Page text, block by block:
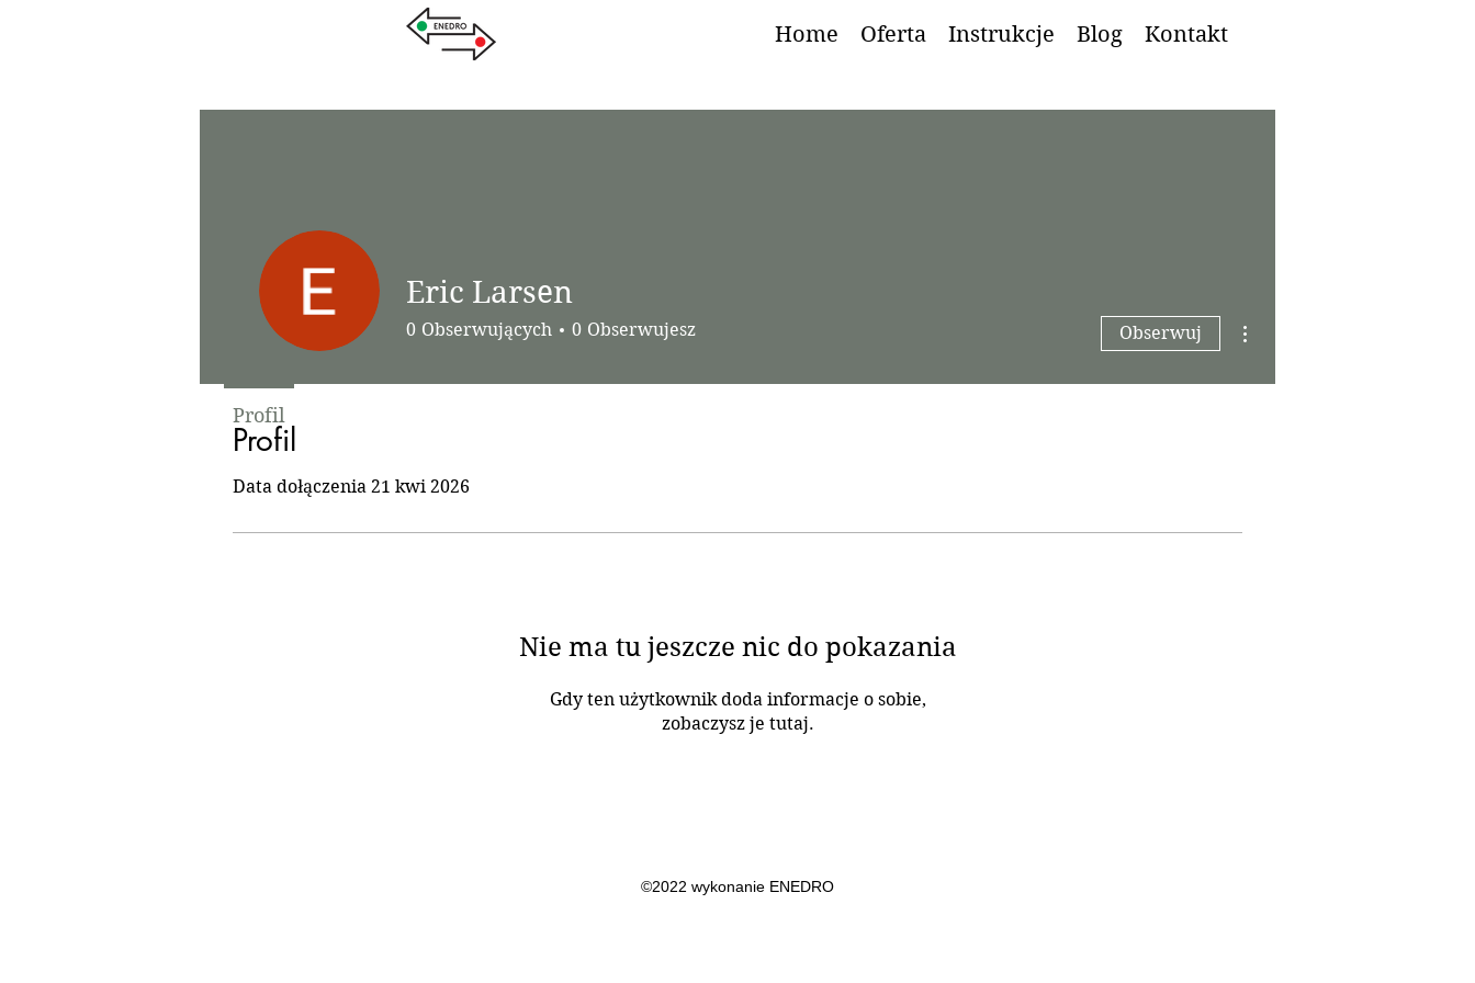
Home Oferta Instrukcje Blog Kontakt
Profil
Data dołączenia 21 kwi 2026
Nie ma tu jeszcze nic do pokazania
Gdy ten użytkownik doda informacje o sobie,
zobaczysz je tutaj.
Eric Larsen
0 Obserwujących 0 Obserwujesz Obserwuj
Profil
©2022 wykonanie ENEDRO